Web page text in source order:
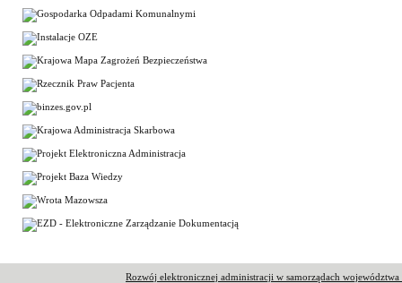
Rozwój elektronicznej administracji w samorządach